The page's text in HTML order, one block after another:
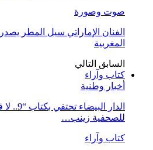
صوت وصورة
الفنان الإماراتي سيل المطر يصدر
المغربية
السابق التالي
كتاب وآراء
أخبار وطنية
الدار
للصحفية زينب…
كتاب وآراء